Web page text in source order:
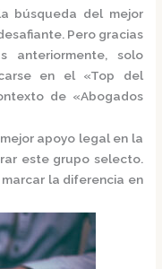
búsqueda del mejor
Pero gracias
anteriormente, solo
en el «Top del
de «Abogados
apoyo legal en la
este grupo selecto.
la diferencia en